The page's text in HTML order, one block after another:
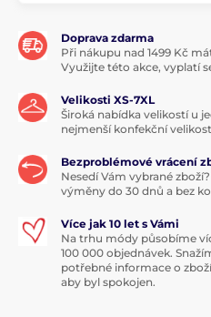
Doprava zdarma
Při nákupu nad 1499 Kč
Využijte této akce, vyplatí
Velikosti XS-7XL
Široká nabídka velikostí u
nejmenší konfekční
Bezproblémové vrácení
Nesedí Vám vybrané
výměny do 30 dnů a bez
Více jak 10 let s Vámi
Na trhu módy působíme
100 000 objednávek.
potřebné informace o
aby byl spokojen.